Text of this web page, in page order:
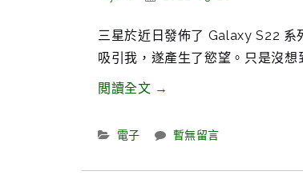
三星於近日發佈了 Galaxy S22
吸引我，遂產生了慾望。只是沒想
閲讀全文“一
跌
→
Categories:
電子 暫無留言